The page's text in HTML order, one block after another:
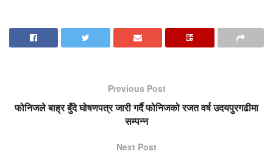
Previous Post
फोनिजले बाह्र बुँदे घोषणपत्र जारी गर्दै फोनिजको रजत वर्ष उदयपुरगढीमा
सम्पन्न
Next Post